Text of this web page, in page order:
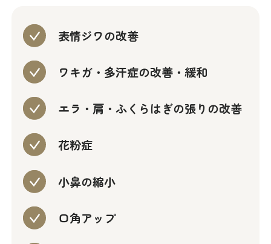
表情ジワの改善
ワキガ・多汗症の改善・緩和
エラ・肩・ふくらはぎの張りの改善
花粉症
小鼻の縮小
口角アップ